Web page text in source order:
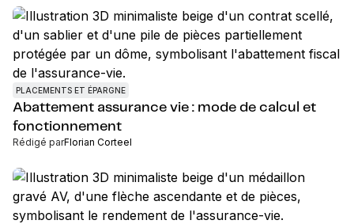
PLACEMENTS ET ÉPARGNE
Abattement assurance vie : mode de calcul et
fonctionnement
Rédigé parFlorian Corteel